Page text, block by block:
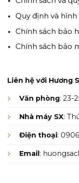
Quy định và
Chính sách bảo
Chính sách bảo
Liên hệ với Hương
Văn phòng: 23-
Nhà máy SX:
Điện thoại:
Email: